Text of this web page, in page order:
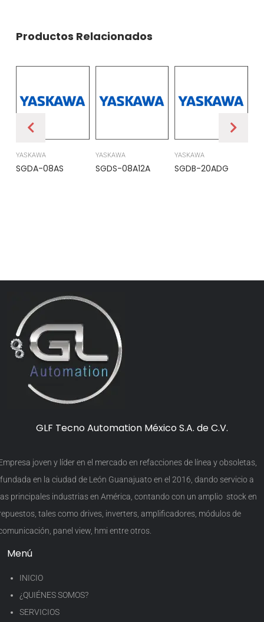
Productos Relacionados
YASKAWA
SGDA-08AS
YASKAWA
SGDS-08A12A
YASKAWA
SGDB-20ADG
GLF Tecno Automation México S.A. de C.V.
joven y líder en el mercado en refacciones de línea y obsoletas,
en la ciudad de León Guanajuato en el 2016, dando servicio a
principales industrias en América, contando con un amplio stock en
tales como drives, inverters, amplificadores, módulos de
panel view, hmi entre otros.
Menú
INICIO
¿QUIÉNES SOMOS?
SERVICIOS